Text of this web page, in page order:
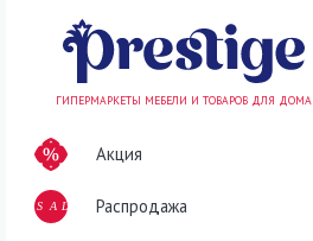
ГИПЕРМАРКЕТЫ МЕБЕЛИ И ТОВАРОВ ДЛЯ ДОМА
Акция
SALE Распродажа